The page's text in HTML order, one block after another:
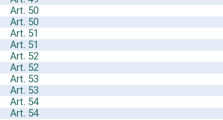
Art. 50
Art. 50
Art. 51
Art. 51
Art. 52
Art. 52
Art. 53
Art. 53
Art. 54
Art. 54